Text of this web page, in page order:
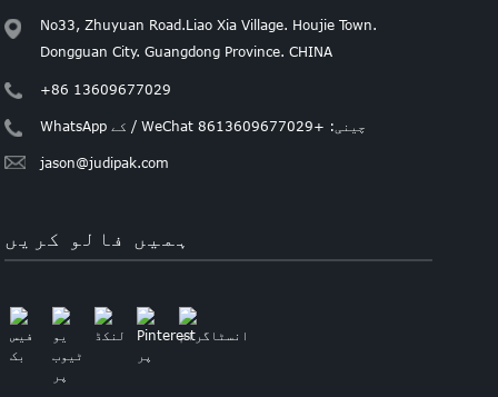
No33, Zhuyuan Road.Liao Xia Village. Houjie Town.
Dongguan City. Guangdong Province. CHINA
+86 13609677029
WhatsApp کے / WeChat چینی: +8613609677029
jason@judipak.com
ہمیں فالو کریں